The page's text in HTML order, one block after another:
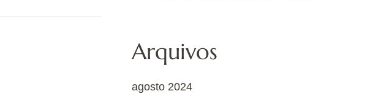
Arquivos
agosto 2024